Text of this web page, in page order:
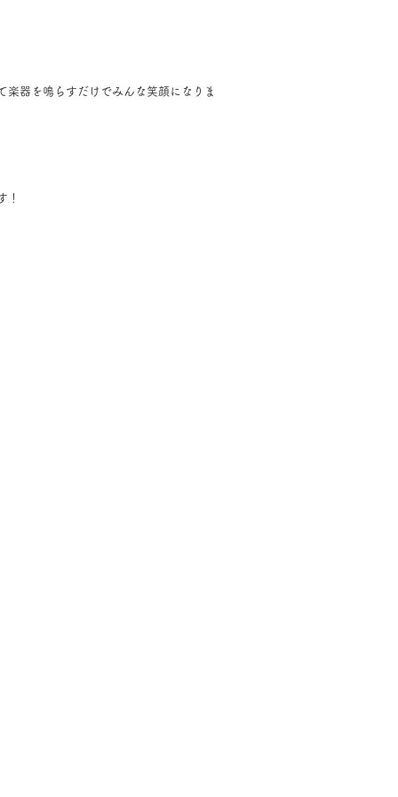
器を鳴らすだけでみんな笑顔になりま
！